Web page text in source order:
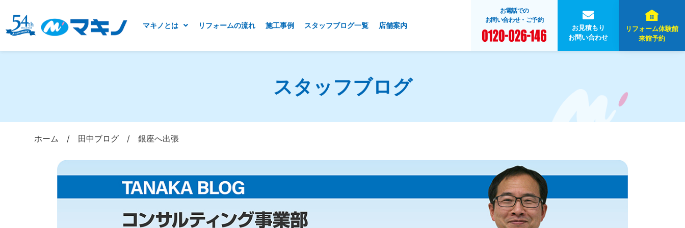
マキノとは リフォームの流れ 施工事例 スタッフブログ一覧 店舗案内
お電話での
お問い合わせ・ご予約
お見積もり
お問い合わせ
リフォーム体験館
来館予約
スタッフブログ
ホーム / 田中ブログ /銀座へ出張